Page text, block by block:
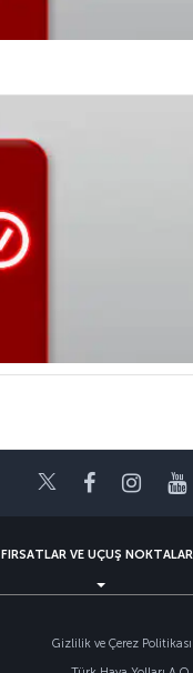
TwitterFacebook
FIRSATLAR VE UÇUŞ
Gizlilik ve Çerez Politikası